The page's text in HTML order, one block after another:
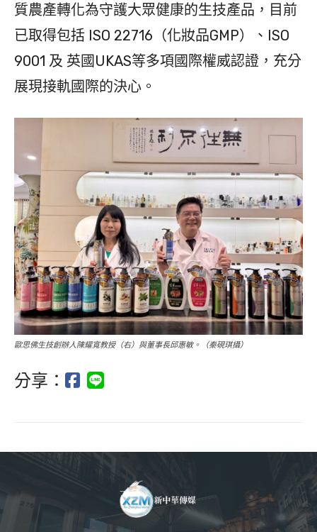
質農產轉化為守護大眾健康的生技產品，目前
已取得包括 ISO 22716（化妝品GMP）、ISO
9001 及 英國UKAS等多項國際權威認證，充分
展現接軌國際的決心。
歐思佛生技創辦人陳耀寬教授（右）與董事長邱惠敏。（秦硯琪攝）
分享：